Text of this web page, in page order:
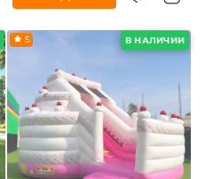
В НАЛИЧИИ
-5%